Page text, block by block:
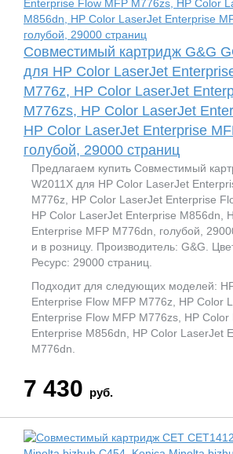
Совместимый картридж G&G
для HP Color LaserJet
M776z, HP Color LaserJet
M776zs, HP Color LaserJet
HP Color LaserJet Enterprise
голубой, 29000 страниц
Предлагаем купить Совместимый
W2011X для HP Color LaserJet
M776z, HP Color LaserJet Enterprise
HP Color LaserJet Enterprise M856dn,
Enterprise MFP M776dn, голубой,
и в розницу. Производитель: G&G.
Ресурс: 29000 страниц.
Подходит для следующих моделей:
Enterprise Flow MFP M776z, HP Color
Enterprise Flow MFP M776zs, HP Color
Enterprise M856dn, HP Color LaserJet
M776dn.
7 430 руб.